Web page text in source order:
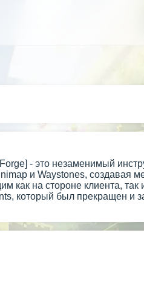
- это незаменимый
и Waystones, создавая
как на стороне клиента,
который был прекращен и